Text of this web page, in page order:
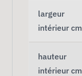
largeur
intérieur cm
hauteur
intérieur cm